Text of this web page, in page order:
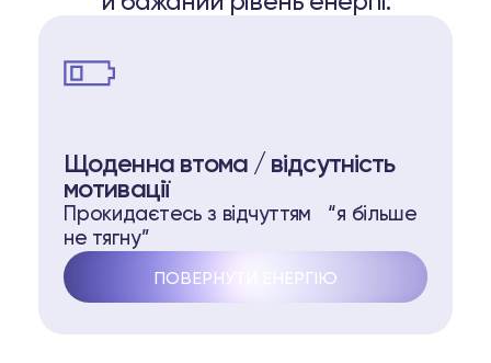
Щоденна втома / відсутність
мотивації
Прокидаєтесь з відчуттям “я більше
не тягну”
ПОВЕРНУТИ ЕНЕРГІЮ